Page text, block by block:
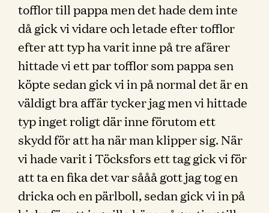
tofflor till pappa men det hade dem inte
då gick vi vidare och letade efter tofflor
efter att typ ha varit inne på tre afärer
hittade vi ett par tofflor som pappa sen
köpte sedan gick vi in på normal det är en
väldigt bra affär tycker jag men vi hittade
typ inget roligt där inne förutom ett
skydd för att ha när man klipper sig. När
vi hade varit i Töcksfors ett tag gick vi för
att ta en fika det var sååå gott jag tog en
dricka och en pärlboll, sedan gick vi in på